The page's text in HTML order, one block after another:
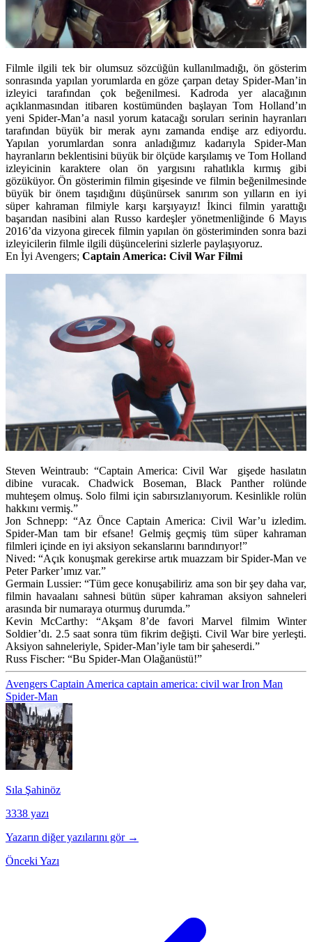
Filmle ilgili tek bir olumsuz sözcüğün kullanılmadığı, ön gösterim
sonrasında yapılan yorumlarda en göze çarpan detay Spider-Man’in
izleyici tarafından çok beğenilmesi. Kadroda yer alacağının
açıklanmasından itibaren kostümünden başlayan Tom Holland’ın
yeni Spider-Man’a nasıl yorum katacağı soruları serinin hayranları
tarafından büyük bir merak aynı zamanda endişe arz ediyordu.
Yapılan yorumlardan sonra anladığımız kadarıyla Spider-Man
hayranların beklentisini büyük bir ölçüde karşılamış ve Tom Holland
izleyicinin karaktere olan ön yargısını rahatlıkla kırmış gibi
gözüküyor. Ön gösterimin filmin gişesinde ve filmin beğenilmesinde
büyük bir önem taşıdığını düşünürsek sanırım son yılların en iyi
süper kahraman filmiyle karşı karşıyayız! İkinci filmin yarattığı
başarıdan nasibini alan Russo kardeşler yönetmenliğinde 6 Mayıs
2016’da vizyona girecek filmin yapılan ön gösteriminden sonra bazi
izleyicilerin filmle ilgili düşüncelerini sizlerle paylaşıyoruz.
En İyi Avengers; Captain America: Civil War Filmi
Steven Weintraub: “Captain America: Civil War gişede hasılatın
dibine vuracak. Chadwick Boseman, Black Panther rolünde
muhteşem olmuş. Solo filmi için sabırsızlanıyorum. Kesinlikle rolün
hakkını vermiş.”
Jon Schnepp: “Az Önce Captain America: Civil War’u izledim.
Spider-Man tam bir efsane! Gelmiş geçmiş tüm süper kahraman
filmleri içinde en iyi aksiyon sekanslarını barındırıyor!”
Nived: “Açık konuşmak gerekirse artık muazzam bir Spider-Man ve
Peter Parker’ımız var.”
Germain Lussier: “Tüm gece konuşabiliriz ama son bir şey daha var,
filmin havaalanı sahnesi bütün süper kahraman aksiyon sahneleri
arasında bir numaraya oturmuş durumda.”
Kevin McCarthy: “Akşam 8’de favori Marvel filmim Winter
Soldier’dı. 2.5 saat sonra tüm fikrim değişti. Civil War bire yerleşti.
Aksiyon sahneleriyle, Spider-Man’iyle tam bir şaheserdi.”
Russ Fischer: “Bu Spider-Man Olağanüstü!”
Avengers Captain America captain america: civil warIron Man
Spider-Man
Sıla Şahinöz
3338 yazı
Yazarın diğer yazılarını gör →
Önceki Yazı